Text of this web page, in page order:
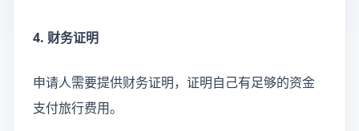
4. 财务证明
申请人需要提供财务证明，证明自己有足够的资金
支付旅行费用。